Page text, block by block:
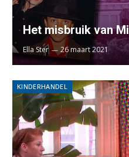
Het misbruik van
Ella Ster 26 maart 2021
KINDERHANDEL